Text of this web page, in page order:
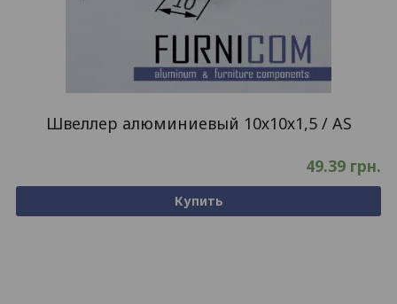
Швеллер алюминиевый 10х10х1,5 / AS
49.39 грн.
Купить